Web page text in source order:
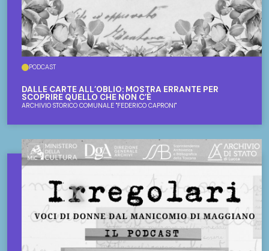
PODCAST
DALLE CARTE ALL’OBLIO: MOSTRA ERRANTE PER
SCOPRIRE QUELLO CHE NON C’È
ARCHIVIO STORICO COMUNALE "FEDERICO CAPRONI"